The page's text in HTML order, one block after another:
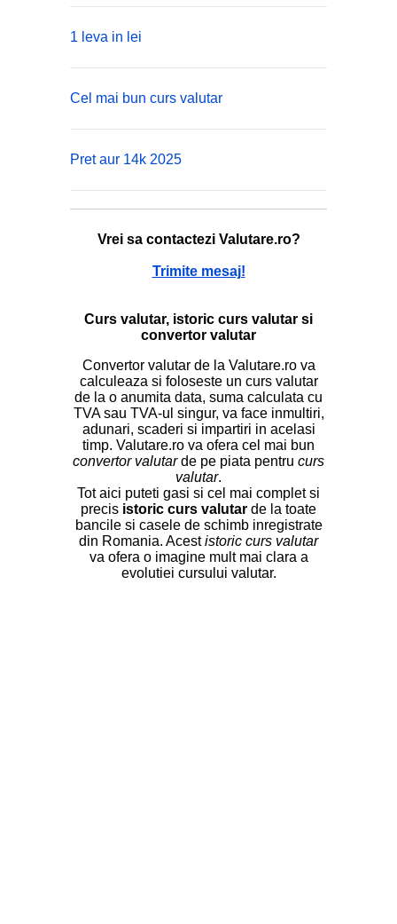
1 leva in lei
Cel mai bun curs valutar
Pret aur 14k 2025
Vrei sa contactezi Valutare.ro?
Trimite mesaj!
Curs valutar, istoric curs valutar si
convertor valutar
Convertor valutar de la Valutare.ro va
calculeaza si foloseste un curs valutar
de la o anumita data, suma calculata cu
TVA sau TVA-ul singur, va face inmultiri,
adunari, scaderi si impartiri in acelasi
timp. Valutare.ro va ofera cel mai bun
convertor valutarde pe piata pentru curs
valutar.
Tot aici puteti gasi si cel mai complet si
precis istoric curs valutar de la toate
bancile si casele de schimb inregistrate
din Romania. Acestistoric curs valutar
va ofera o imagine mult mai clara a
evolutiei cursului valutar.